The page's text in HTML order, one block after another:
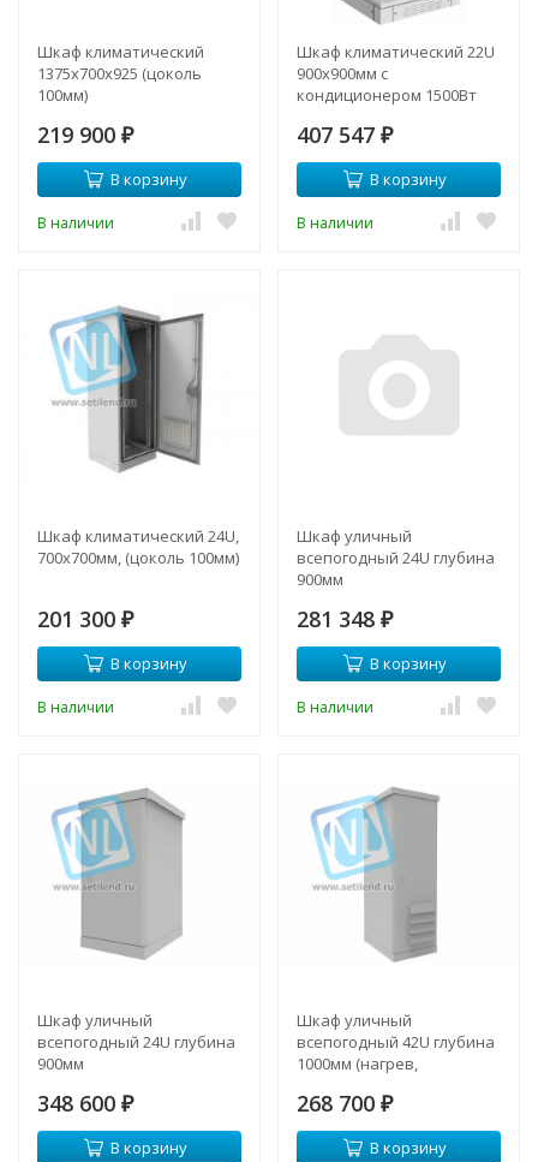
Шкаф климатический
1375x700x925 (цоколь
100мм)
219 900 ₽
В корзину
В наличии
Шкаф климатический 22U
900х900мм с
кондиционером 1500Вт
407 547 ₽
В корзину
В наличии
Шкаф климатический 24U,
700х700мм, (цоколь 100мм)
201 300 ₽
В корзину
В наличии
Шкаф уличный
всепогодный 24U глубина
900мм
кондиционер 1500Вт)
281 348 ₽
В корзину
В наличии
Шкаф уличный
всепогодный 24U глубина
900мм
кондиционер 500Вт)
348 600 ₽
В корзину
Шкаф уличный
всепогодный 42U глубина
1000мм (нагрев,
климата)
268 700 ₽
В корзину